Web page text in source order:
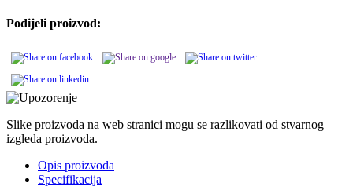
Podijeli proizvod:
Slike proizvoda na web stranici mogu se razlikovati od stvarnog
izgleda proizvoda.
Opis proizvoda
Specifikacija